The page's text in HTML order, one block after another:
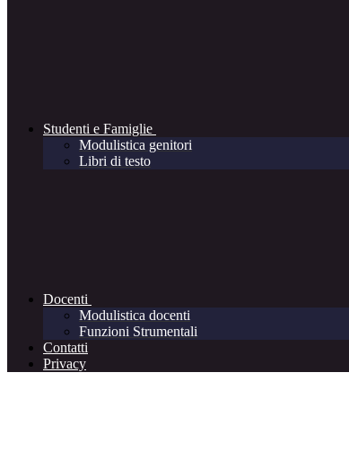
Studenti e Famiglie
Modulistica genitori
Libri di testo
Docenti
Modulistica docenti
Funzioni Strumentali
Contatti
Privacy